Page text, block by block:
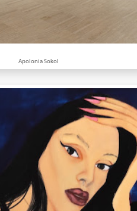
Apolonia Sokol